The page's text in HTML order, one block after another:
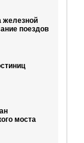
железной
поездов
моста